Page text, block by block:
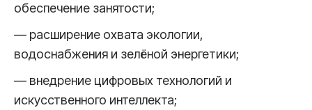
обеспечение занятости;
— расширение охвата экологии,
водоснабжения и зелёной энергетики;
— внедрение цифровых технологий и
искусственного интеллекта;